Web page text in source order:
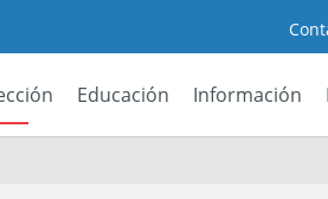
Educación Información